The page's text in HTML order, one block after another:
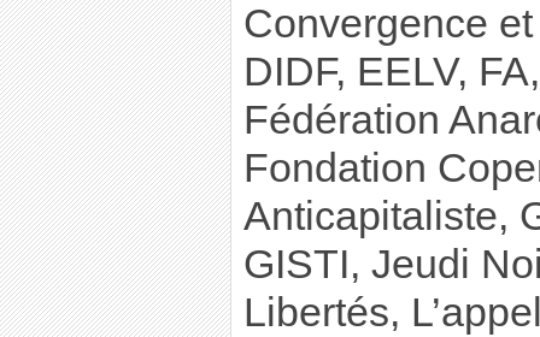
Convergence
DIDF, EELV,
Fédération
Fondation
Anticapitaliste,
GISTI, Jeudi
Libertés,